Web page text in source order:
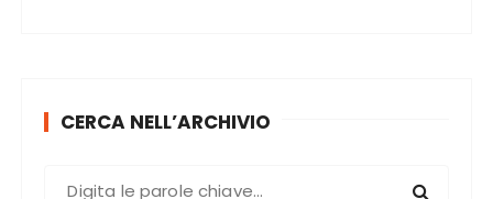
CERCA NELL’ARCHIVIO